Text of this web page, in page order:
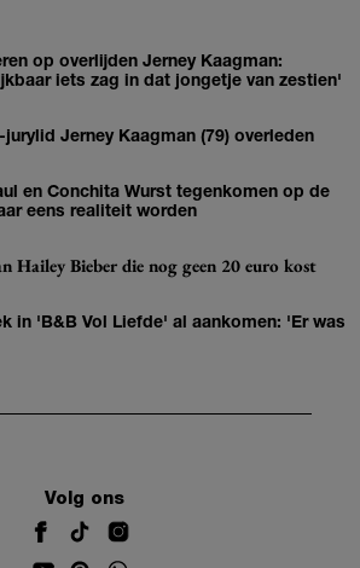
op overlijden Jerney Kaagman:
iets zag in dat jongetje van zestien'
Jerney Kaagman (79) overleden
en Conchita Wurst tegenkomen op de
eens realiteit worden
Hailey Bieber die nog geen 20 euro kost
in 'B&B Vol Liefde' al aankomen: 'Er was
Volg ons